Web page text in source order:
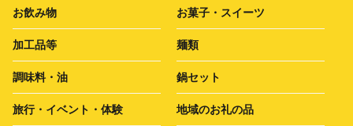
お飲み物 お菓子・スイーツ
加工品等 麺類
調味料・油 鍋セット
旅行・イベント・体験 地域のお礼の品